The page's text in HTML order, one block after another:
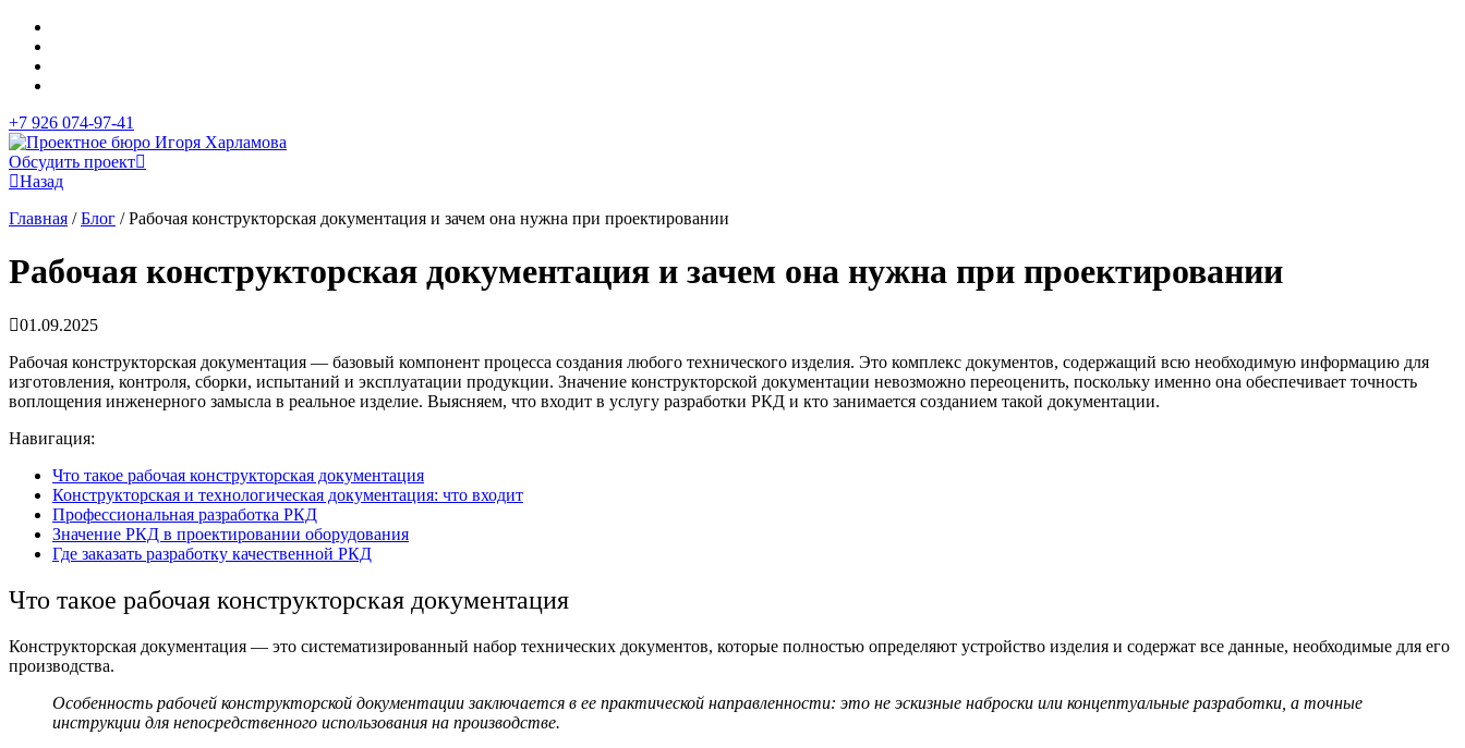
+7 926 074-97-41
Обсудить проект
Главная Кейсы
Назад
Главная /Блог /Рабочая конструкторская документация и зачем она нужна при проектировании
Рабочая конструкторская документация и зачем она нужна при проектировании
01.09.2025
Рабочая конструкторская документация — базовый компонент процесса создания любого технического изделия. Это комплекс документов, содержащий всю необходимую информацию для
изготовления, контроля, сборки, испытаний и эксплуатации продукции. Значение конструкторской документации невозможно переоценить, поскольку именно она обеспечивает точность
воплощения инженерного замысла в реальное изделие. Выясняем, что входит в услугу разработки РКД и кто занимается созданием такой документации.
Навигация:
Что такое рабочая конструкторская документация
Конструкторская и технологическая документация: что входит
Профессиональная разработка РКД
Значение РКД в проектировании оборудования
Где заказать разработку качественной РКД
Что такое рабочая конструкторская документация
Конструкторская документация — это систематизированный набор технических документов, которые полностью определяют устройство изделия и содержат все данные, необходимые для его
производства.
Особенность рабочей конструкторской документации заключается в ее практической направленности: это не эскизные наброски или концептуальные разработки, а точные
инструкции для непосредственного использования на производстве.